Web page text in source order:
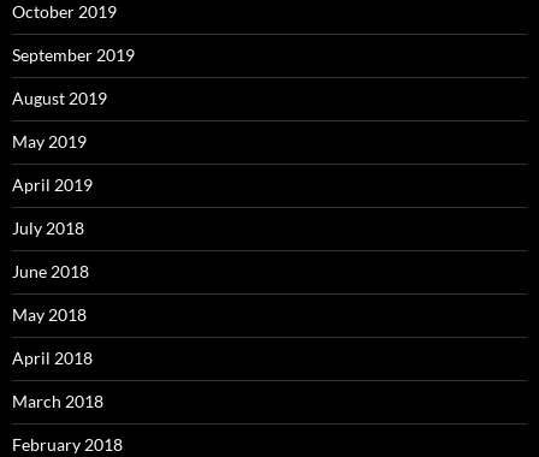
October 2019
September 2019
August 2019
May 2019
April 2019
July 2018
June 2018
May 2018
April 2018
March 2018
February 2018